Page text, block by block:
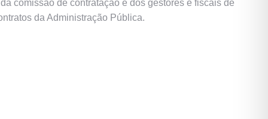
comissão de contratação e dos gestores e fiscais de
da Administração Pública.